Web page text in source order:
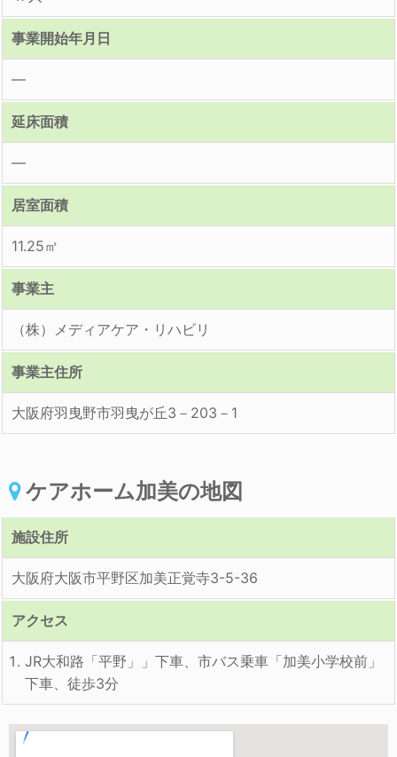
事業開始年月日
―
延床面積
―
居室面積
11.25㎡
事業主
（株）メディアケア・リハビリ
事業主住所
大阪府羽曳野市羽曳が丘3－203－1
ケアホーム加美の地図
施設住所
大阪府大阪市平野区加美正覚寺3-5-36
アクセス
JR大和路「平野」」下車、市バス乗車「加美小学校前」
下車、徒歩3分